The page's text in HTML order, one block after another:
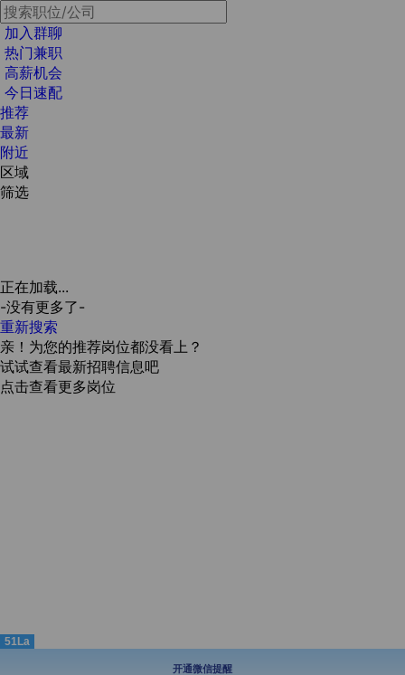
加入群聊
热门兼职
高薪机会
今日速配
推荐
最新
附近
区域
筛选
正在加载...
-没有更多了-
重新搜索
亲！为您的推荐岗位都没看上？
试试查看最新招聘信息吧
点击查看更多岗位
51La
开通微信提醒